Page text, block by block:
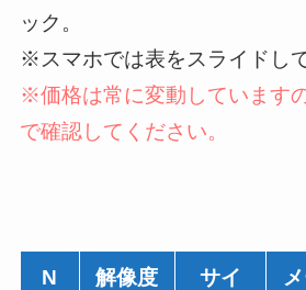
ック。
※スマホでは表をスライドし
※価格は常に変動しています
で確認してください。
N
解像度
サイ